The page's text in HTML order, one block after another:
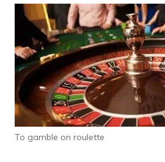
To gamble on roulette